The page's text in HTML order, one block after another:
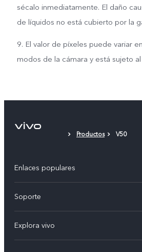
sécalo inmediatamente. El daño
de líquidos no está cubierto por la
9. El valor de píxeles puede variar
modos de la cámara y está sujeto
Productos V50
Enlaces populares
V60 Lite 5G
Y29
Soporte
Funtouch OS
Explora vivo